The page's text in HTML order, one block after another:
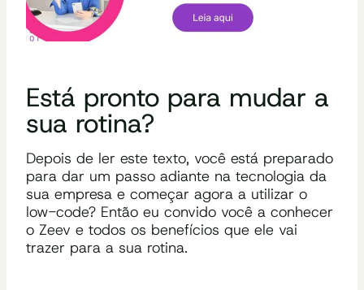
Está pronto para mudar a
sua rotina?
Depois de ler este texto, você está preparado
para dar um passo adiante na tecnologia da
sua empresa e começar agora a utilizar o
low-code? Então eu convido você a conhecer
o Zeev e todos os benefícios que ele vai
trazer para a sua rotina.